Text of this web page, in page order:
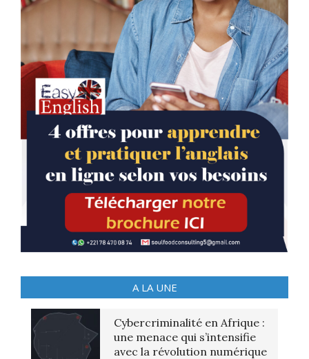
A LA UNE
Cybercriminalité en Afrique :
une menace qui s’intensifie
avec la révolution numérique